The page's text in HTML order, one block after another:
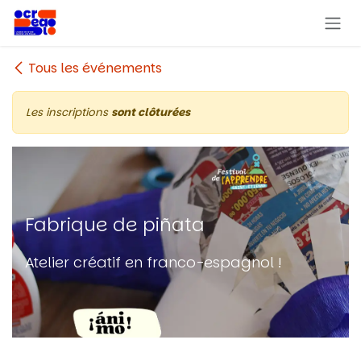
Se rendre au contenu
Tous les événements
Les inscriptions sont clôturées
Fabrique de piñata
Atelier créatif en franco-espagnol !